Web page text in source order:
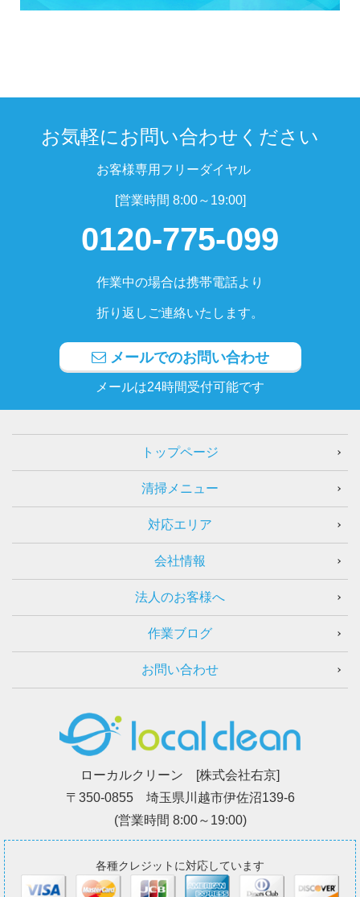
お気軽にお問い合わせください
お客様専用フリーダイヤル
[営業時間 8:00～19:00]
0120-775-099
作業中の場合は携帯電話より
折り返しご連絡いたします。
メールでのお問い合わせ
メールは24時間受付可能です
トップページ
清掃メニュー
対応エリア
会社情報
法人のお客様へ
作業ブログ
お問い合わせ
ローカルクリーン [株式会社右京]
〒350-0855 埼玉県川越市伊佐沼139-6
(営業時間 8:00～19:00)
各種クレジットに対応しています